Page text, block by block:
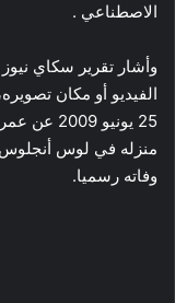
الاصطناعي .
وأشار تقرير سكاي
الفيديو أو مكان
منزله في لوس
وفاته رسميا.